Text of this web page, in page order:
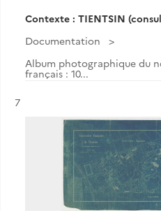
Contexte : TIENTSIN
Documentation
Album photographique du
français : 10...
Résultat n°
7